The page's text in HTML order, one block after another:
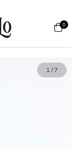
0
1 /7